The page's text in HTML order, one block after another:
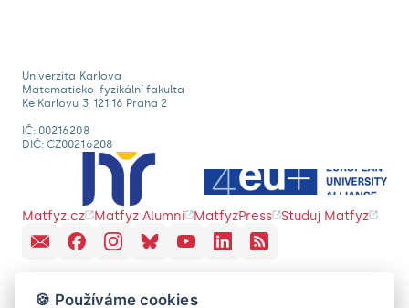
Univerzita Karlova
Matematicko-fyzikální fakulta
Ke Karlovu 3, 121 16 Praha 2
IČ: 00216208
DIČ: CZ00216208
Matfyz.cz Matfyz Alumni MatfyzPress Studuj Matfyz
🍪 Používáme cookies